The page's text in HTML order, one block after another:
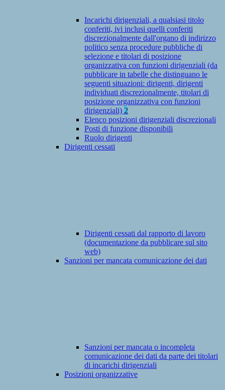
Incarichi dirigenziali, a qualsiasi titolo
conferiti, ivi inclusi quelli conferiti
discrezionalmente dall'organo di indirizzo
politico senza procedure pubbliche di
selezione e titolari di posizione
organizzativa con funzioni dirigenziali (da
pubblicare in tabelle che distinguano le
seguenti situazioni: dirigenti, dirigenti
individuati discrezionalmente, titolari di
posizione organizzativa con funzioni
dirigenziali) 2
Elenco posizioni dirigenziali discrezionali
Posti di funzione disponibili
Ruolo dirigenti
Dirigenti cessati
Dirigenti cessati dal rapporto di lavoro
(documentazione da pubblicare sul sito
web)
Sanzioni per mancata comunicazione dei dati
Sanzioni per mancata o incompleta
comunicazione dei dati da parte dei titolari
di incarichi dirigenziali
Posizioni organizzative